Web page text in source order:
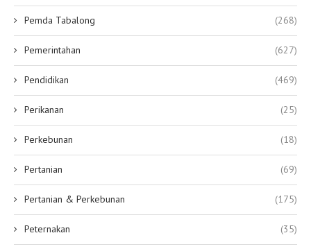
Pemda Tabalong (268)
Pemerintahan (627)
Pendidikan (469)
Perikanan (25)
Perkebunan (18)
Pertanian (69)
Pertanian & Perkebunan (175)
Peternakan (35)